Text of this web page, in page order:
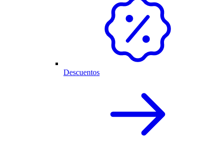
Descuentos